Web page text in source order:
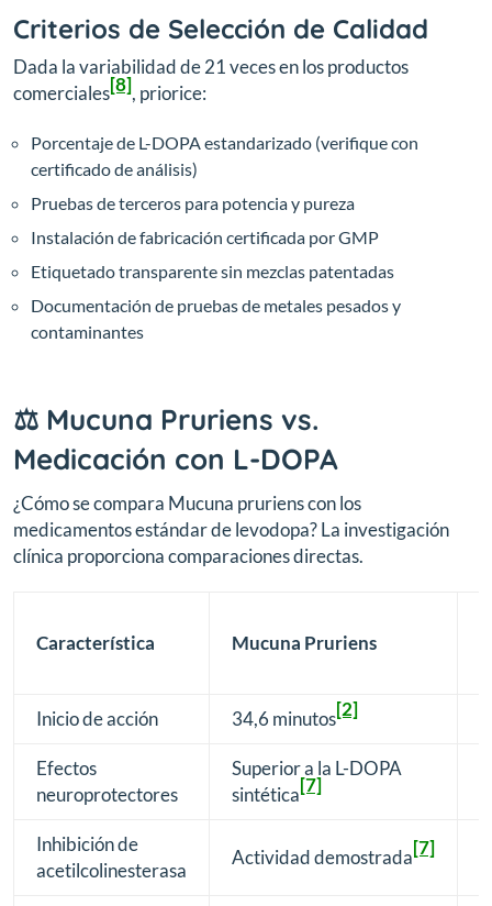
Criterios de Selección de Calidad
Dada la variabilidad de 21 veces en los productos
comerciales[8], priorice:
Porcentaje de L-DOPA estandarizado (verifique con
certificado de análisis)
Pruebas de terceros para potencia y pureza
Instalación de fabricación certificada por GMP
Etiquetado transparente sin mezclas patentadas
Documentación de pruebas de metales pesados y
contaminantes
⚖️ Mucuna Pruriens vs.
Medicación con L-DOPA
¿Cómo se compara Mucuna pruriens con los
medicamentos estándar de levodopa? La investigación
clínica proporciona comparaciones directas.
Característica Mucuna Pruriens
Inicio de acción 34,6 minutos[2]
Efectos
neuroprotectores
Superior a la L-DOPA
sintética[7]
Inhibición de
acetilcolinesterasa
Actividad demostrada[7]